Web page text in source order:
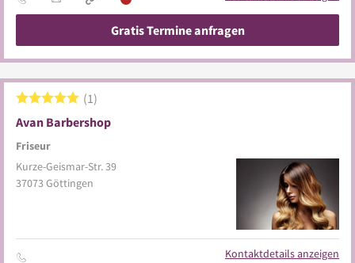
Gratis Termine anfragen
Avan Barbershop
Friseur
1
Kurze-Geismar-Str. 39
37073 Göttingen
Kontaktdetails anzeigen